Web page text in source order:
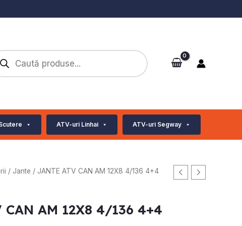
ATV-uri Linhai ATV-uri Segway
/ Jante / JANTE ATV CAN AM 12X8 4/136 4+4
CAN AM 12X8 4/136 4+4